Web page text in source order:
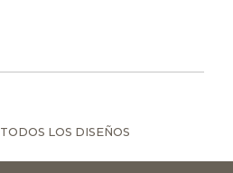
TODOS LOS DISEÑOS